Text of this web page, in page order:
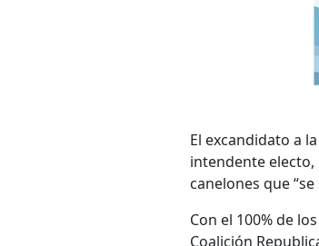
El excandidato a
intendente electo,
canelones que
Con el 100% de
Coalición